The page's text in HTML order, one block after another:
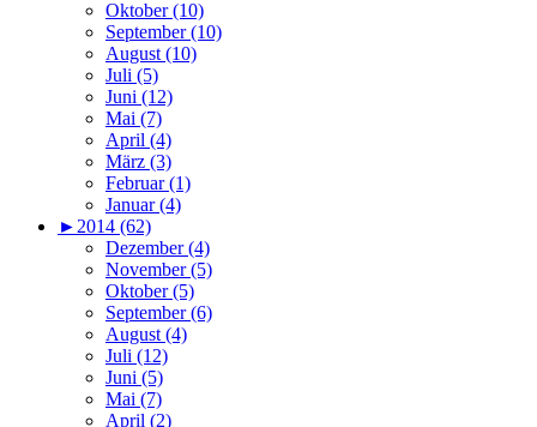
Oktober (10)
September (10)
August (10)
Juli (5)
Juni (12)
Mai (7)
April (4)
März (3)
Februar (1)
Januar (4)
► 2014 (62)
Dezember (4)
November (5)
Oktober (5)
September (6)
August (4)
Juli (12)
Juni (5)
Mai (7)
April (2)